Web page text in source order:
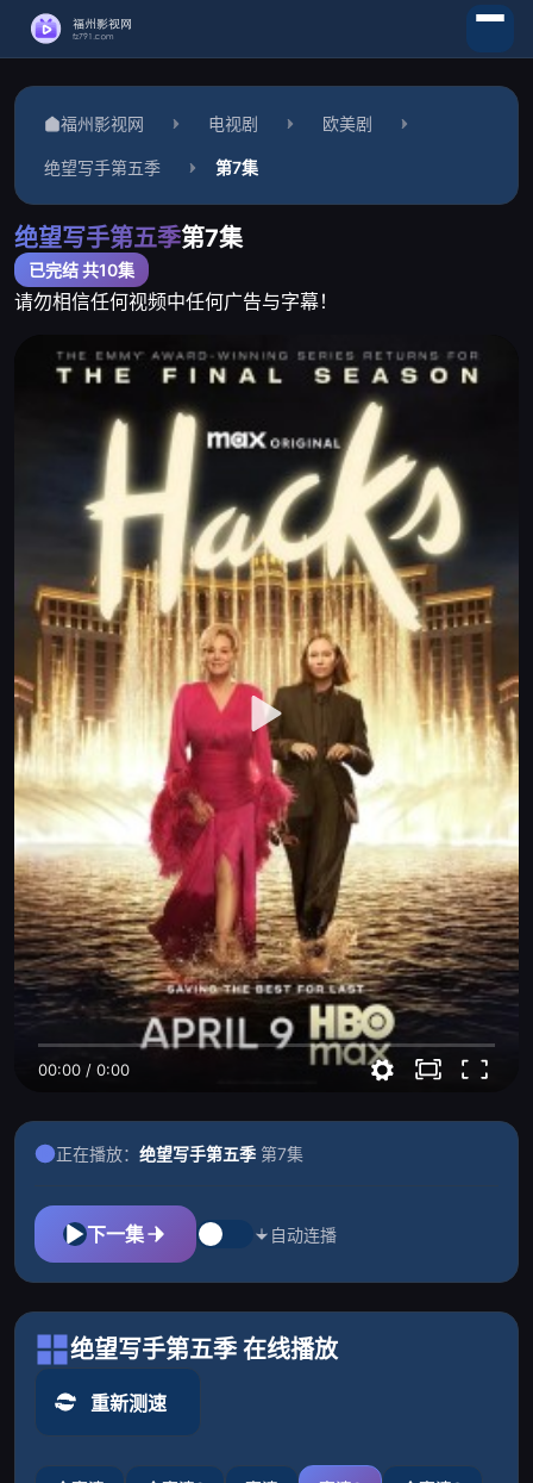
福州影视网 电视剧 欧美剧
绝望写手第五季 第7集
绝望写手第五季第7集
已完结 共10集
请勿相信任何视频中任何广告与字幕！
00:00 / 0:00
正在播放： 绝望写手第五季 第7集
下一集 自动连播
绝望写手第五季 在线播放
重新测速